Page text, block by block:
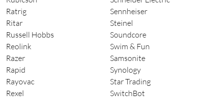
Ratrig
Ritar
Russell Hobbs
Reolink
Razer
Rapid
Rayovac
Rexel
Sennheiser
Steinel
Soundcore
Swim & Fun
Samsonite
Synology
Star Trading
SwitchBot